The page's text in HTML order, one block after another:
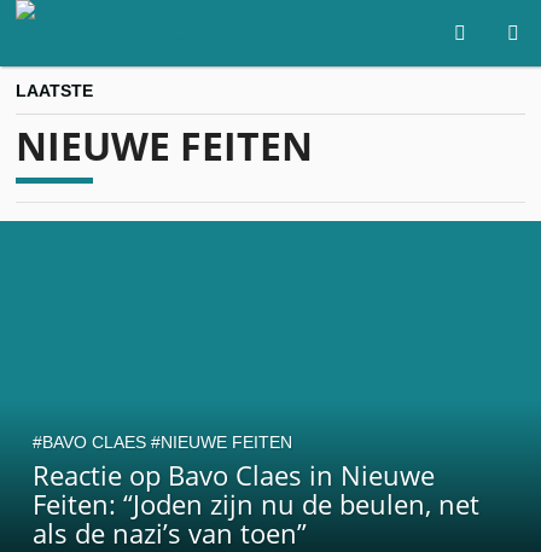
LAATSTE
NIEUWE FEITEN
Reactie op Bavo Claes in Nieuwe
Feiten: “Joden zijn nu de beulen, net
als de nazi’s van toen”
BAVO CLAES NIEUWE FEITEN